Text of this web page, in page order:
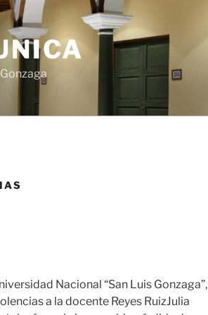
Nacional “San Luis Gonzaga”,
a la docente Reyes RuizJulia